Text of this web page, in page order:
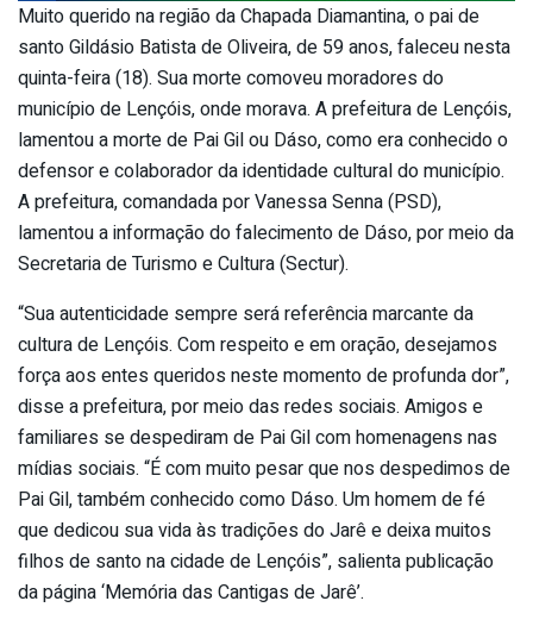
Muito querido na região da Chapada Diamantina, o pai de
santo Gildásio Batista de Oliveira, de 59 anos, faleceu nesta
quinta-feira (18). Sua morte comoveu moradores do
município de Lençóis, onde morava. A prefeitura de Lençóis,
lamentou a morte de Pai Gil ou Dáso, como era conhecido o
defensor e colaborador da identidade cultural do município.
A prefeitura, comandada por Vanessa Senna (PSD),
lamentou a informação do falecimento de Dáso, por meio da
Secretaria de Turismo e Cultura (Sectur).
“Sua autenticidade sempre será referência marcante da
cultura de Lençóis. Com respeito e em oração, desejamos
força aos entes queridos neste momento de profunda dor”,
disse a prefeitura, por meio das redes sociais. Amigos e
familiares se despediram de Pai Gil com homenagens nas
mídias sociais. “É com muito pesar que nos despedimos de
Pai Gil, também conhecido como Dáso. Um homem de fé
que dedicou sua vida às tradições do Jarê e deixa muitos
filhos de santo na cidade de Lençóis”, salienta publicação
da página ‘Memória das Cantigas de Jarê’.